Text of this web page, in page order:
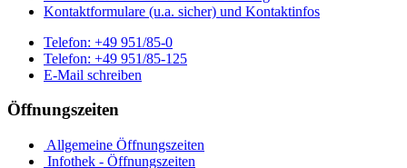
Kontaktformulare (u.a. sicher) und Kontaktinfos
Telefon: +49 951/85-0
Telefon: +49 951/85-125
E-Mail schreiben
Öffnungszeiten
Allgemeine Öffnungszeiten
Infothek - Öffnungszeiten